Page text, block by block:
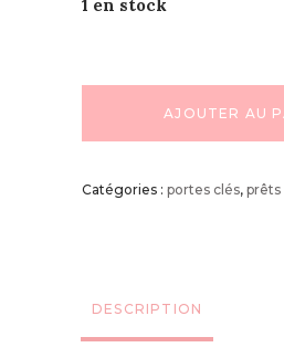
1 en stock
AJOUTER AU
Catégories : portes clés, prêts
DESCRIPTION